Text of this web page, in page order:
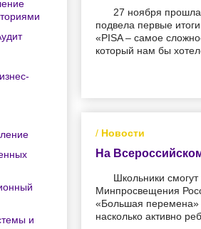
и
27 ноября
подвела первые
«PISA – самое
который нам бы
/ Новости
На
Школьники
Минпросвещения
«Большая перемена»
насколько активно